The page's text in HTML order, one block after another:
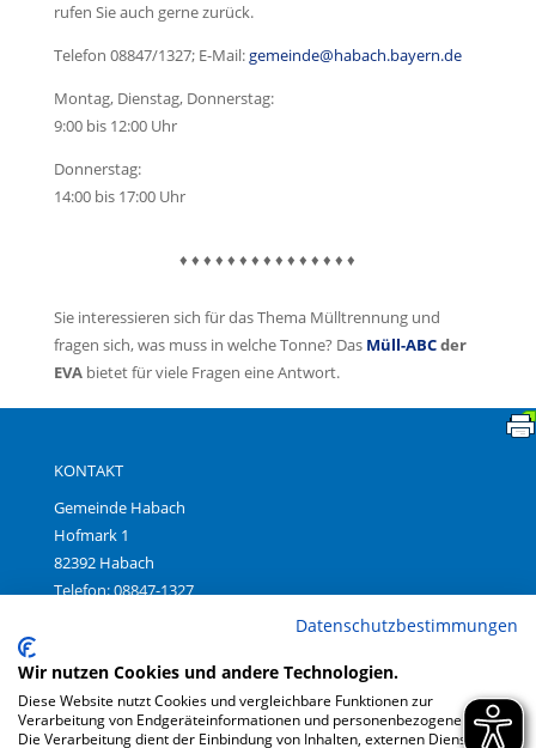
rufen Sie auch gerne zurück.
Telefon 08847/1327; E-Mail:gemeinde@habach.bayern.de
Montag, Dienstag, Donnerstag:
9:00 bis 12:00 Uhr
Donnerstag:
14:00 bis 17:00 Uhr
♦ ♦ ♦ ♦ ♦ ♦ ♦ ♦ ♦ ♦ ♦ ♦ ♦ ♦ ♦
Sie interessieren sich für das Thema Mülltrennung und
fragen sich, was muss in welche Tonne? Das Müll-ABCder
EVAbietet für viele Fragen eine Antwort.
KONTAKT
Gemeinde Habach
Hofmark 1
82392 Habach
Telefon: 08847-1327
Impressum |
Datenschutzbestimmungen
Wir nutzen Cookies und andere Technologien.
Diese Website nutzt Cookies und vergleichbare Funktionen zur
Verarbeitung von Endgeräteinformationen und personenbezogenen Daten.
Die Verarbeitung dient der Einbindung von Inhalten, externen Diensten und